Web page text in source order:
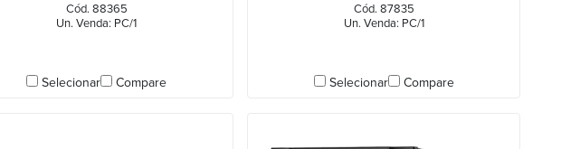
Cód. 88365
Un. Venda: PC/1
Selecionar Compare
Cód. 87835
Un. Venda: PC/1
Selecionar Compare